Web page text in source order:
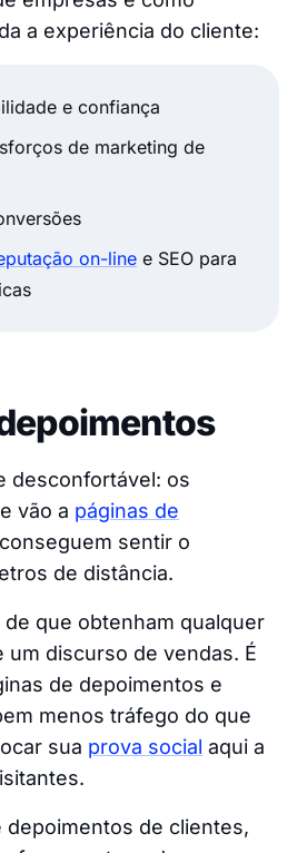
a experiência do cliente:
e confiança
de marketing de
on-line e SEO para
desconfortável: os
vão a páginas de
sentir o
de distância.
que obtenham qualquer
um discurso de vendas. É
de depoimentos e
menos tráfego do que
sua prova social aqui a
depoimentos de clientes,